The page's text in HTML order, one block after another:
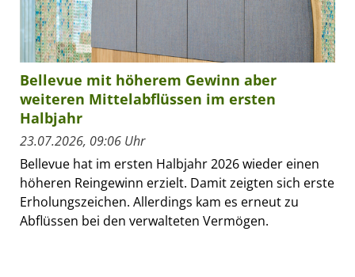
Bellevue mit höherem Gewinn aber
weiteren Mittelabflüssen im ersten
Halbjahr
23.07.2026, 09:06 Uhr
Bellevue hat im ersten Halbjahr 2026 wieder einen
höheren Reingewinn erzielt. Damit zeigten sich erste
Erholungszeichen. Allerdings kam es erneut zu
Abflüssen bei den verwalteten Vermögen.